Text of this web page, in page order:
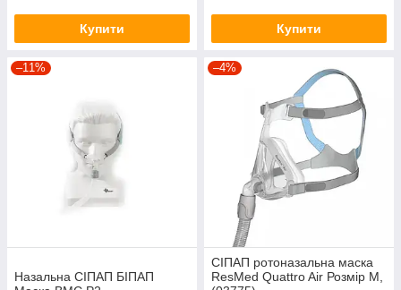
Купити Купити
–11%
Назальна СІПАП БІПАП
–4%
СІПАП ротоназальна маска
ResMed Quattro Air Розмір M,